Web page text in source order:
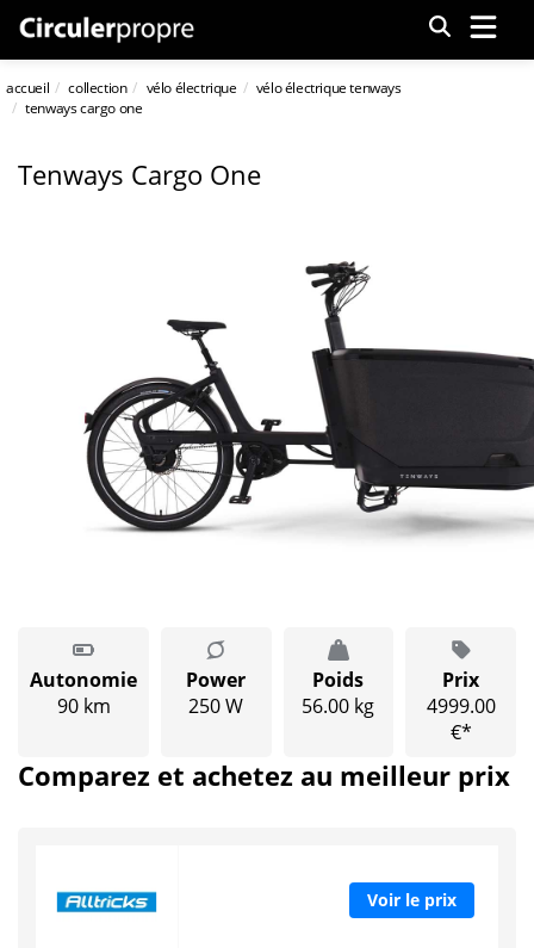
Menu
accueil collection vélo électrique
vélo électrique tenways
tenways cargo one
Tenways Cargo One
Autonomie
90 km
Power
250 W
Poids
56.00 kg
Prix
4999.00
€*
Comparez et achetez au meilleur prix
Voir le prix